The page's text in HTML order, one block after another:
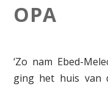
OPA
‘Zo nam Ebed-
ging het huis van